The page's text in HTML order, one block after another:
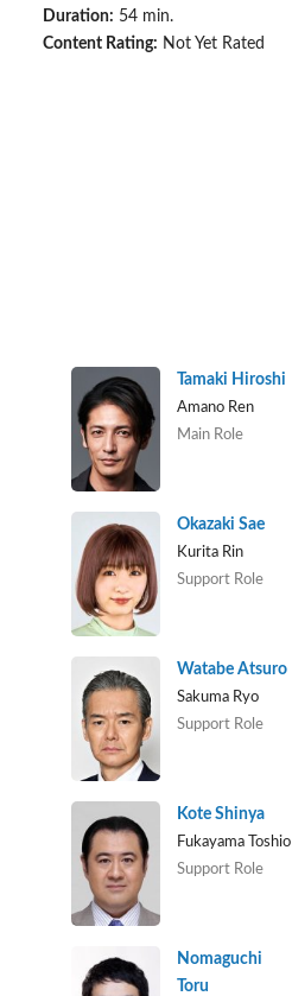
Duration: 54 min.
Content Rating: Not Yet Rated
Tamaki Hiroshi
Amano Ren
Main Role
Okazaki Sae
Kurita Rin
Support Role
Watabe Atsuro
Sakuma Ryo
Support Role
Kote Shinya
Fukayama Toshio
Support Role
Nomaguchi
Toru